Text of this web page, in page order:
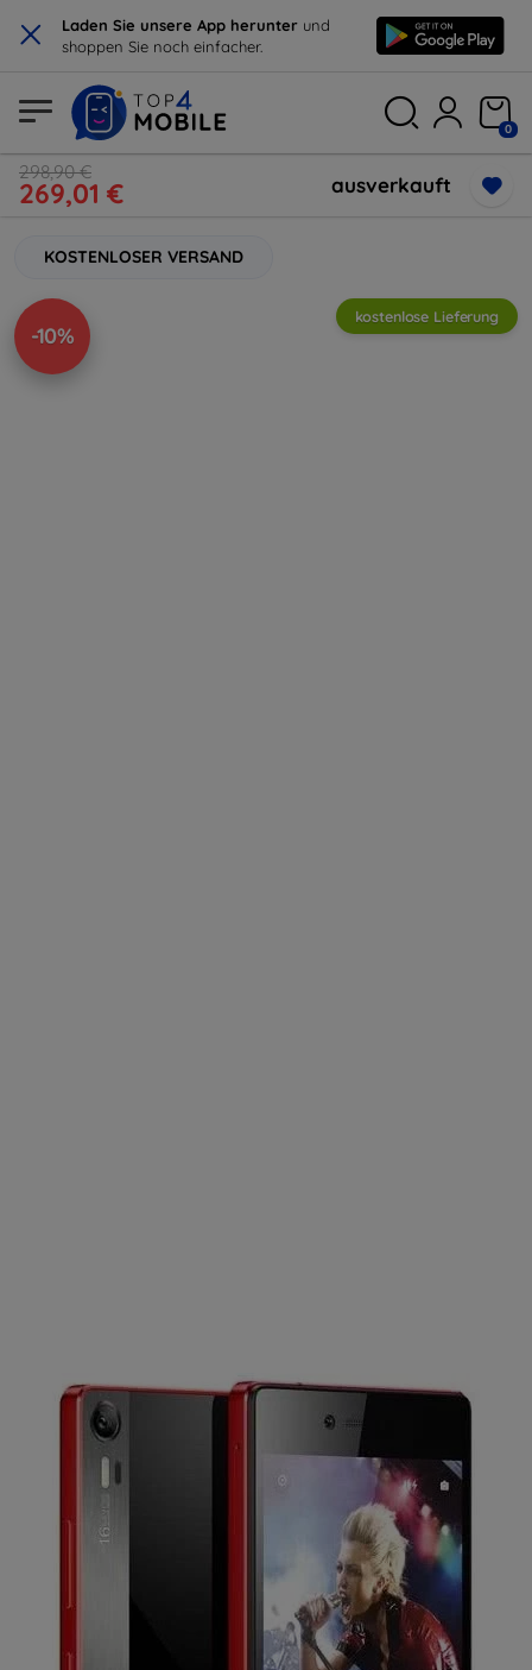
× Laden Sie unsere App herunter und
shoppen Sie noch einfacher.
0
298,90 €
269,01 € ausverkauft
KOSTENLOSER VERSAND
-10%
kostenlose Lieferung